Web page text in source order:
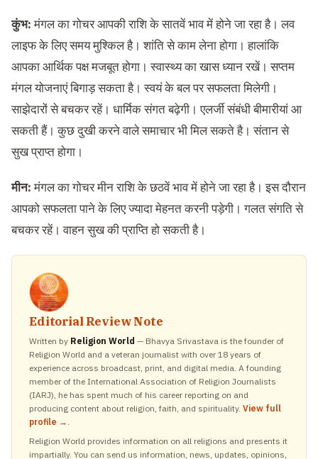
कुंभ:मंगल का गोचर आपकी राशि के सातवें भाव में होने जा रहा है। लव
लाइफ के लिए समय मुश्किल है। शांति से काम लेना होगा। हालांकि
आपका आर्थिक पक्ष मजबूत होगा। स्वास्थ्य का खास ध्यान रखें। सप्तम
मंगल योजनाएं बिगाड़ सकता है। स्वयं के बल पर सफलता मिलेगी।
साझेदारों से बचकर रहें। धार्मिक संगत बढ़ेगी। एलर्जी संबंधी बीमारीयां आ
सकती हैं। कुछ दुखी करने वाले समाचार भी मिल सकते है। संतान से
सुख प्राप्त होगा।
मीन:मंगल का गोचर मीन राशि के छठवें भाव में होने जा रहा है। इस दौरान
आपको सफलता पाने के लिए ज्यादा मेहनत करनी पड़ेगी। गलत संगति से
बचकर रहें। वाहन सुख की प्राप्ति हो सकती है।
Editorial Review Note
Written by Religion World — Bhavya Srivastava is the founder of
Religion World and a veteran journalist with over 18 years of
experience across broadcast, print, and digital media. A founding
member of the International Association of Religion Journalists
(IARJ), he has spent much of his career reporting on and
producing content about religion, faith, and spirituality. View full
profile → .
Religion World provides information on all religions and presents it
impartially. You can send us information, news, updates, opinions,